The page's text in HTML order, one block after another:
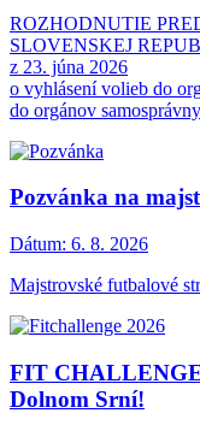
ROZHODNUTIE
SLOVENSKEJ
z 23. júna 2026
o vyhlásení volieb do
do orgánov
Pozvánka na
Dátum: 6. 8. 2026
Majstrovské futbalové
FIT
Dolnom Srní!